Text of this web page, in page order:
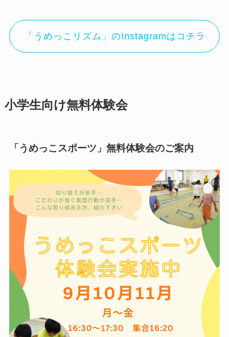
「うめっこリズム」のInstagramはコチラ
小学生向け無料体験会
「うめっこスポーツ」無料体験会のご案内